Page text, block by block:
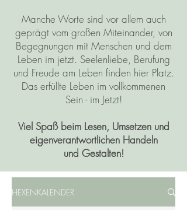
Manche Worte sind vor allem auch
geprägt vom großen Miteinander, von
Begegnungen mit Menschen und dem
Leben im jetzt. Seelenliebe, Berufung
und Freude am Leben finden hier Platz.
Das erfüllte Leben im vollkommenen
Sein - im Jetzt!
Viel Spaß beim Lesen, Umsetzen und
eigenverantwortlichen Handeln
und Gestalten!
HEXENKALENDER